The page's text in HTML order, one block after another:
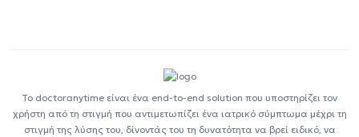
Το doctoranytime είναι ένα end-to-end solution που υποστηρίζει τον
χρήστη από τη στιγμή που αντιμετωπίζει ένα ιατρικό σύμπτωμα μέχρι τη
στιγμή της λύσης του, δίνοντάς του τη δυνατότητα να βρεί ειδικό, να